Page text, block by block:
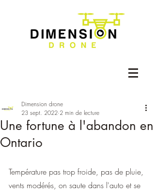
Une fortune à l'abandon en
Ontario
Dimension drone
23 sept. 2022 2 min de lecture
Température pas trop froide, pas de pluie,
vents modérés, on saute dans l'auto et se